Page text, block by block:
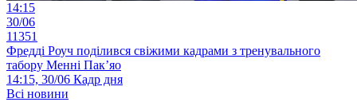
14:15
30/06
11351
Фредді Роуч поділився свіжими кадрами з тренувального
табору Менні Пак’яо
14:15, 30/06 Кадр дня
Всі новини